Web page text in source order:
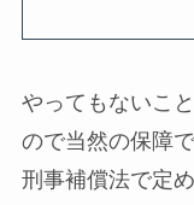
やってもないこ
ので当然の保障で
刑事補償法で定